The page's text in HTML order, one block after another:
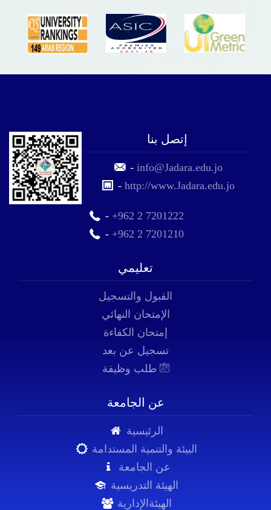
إتصل بنا
-info@Jadara.edu.jo
-http://www.Jadara.edu.jo
- +962 2 7201222
- +962 2 7201210
تعليمي
القبول والتسجيل
الإمتحان النهائي
إمتحان الكفاءة
تسجيل عن بعد
عن الجامعة
الرئيسية
البيئة والتنمية المستدامة
عن الجامعة
الهيئة التدريسية
الهيئةالإدارية